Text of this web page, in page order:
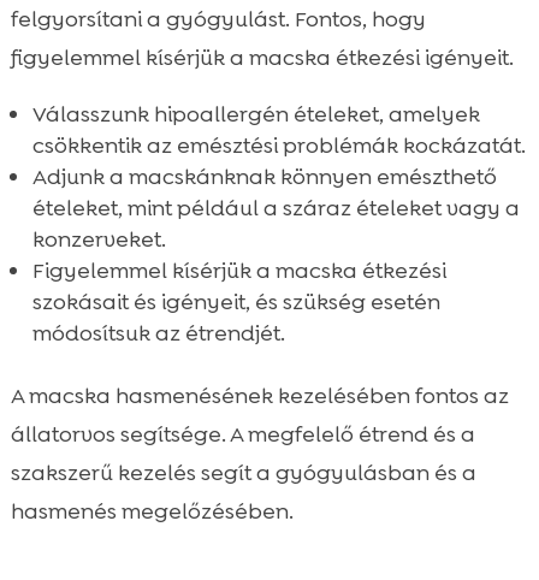
felgyorsítani a gyógyulást. Fontos, hogy
figyelemmel kísérjük a macska étkezési igényeit.
Válasszunk hipoallergén ételeket, amelyek
csökkentik az emésztési problémák kockázatát.
Adjunk a macskánknak könnyen emészthető
ételeket, mint például a száraz ételeket vagy a
konzerveket.
Figyelemmel kísérjük a macska étkezési
szokásait és igényeit, és szükség esetén
módosítsuk az étrendjét.
A macska hasmenésének kezelésében fontos az
állatorvos segítsége. A megfelelő étrend és a
szakszerű kezelés segít a gyógyulásban és a
hasmenés megelőzésében.